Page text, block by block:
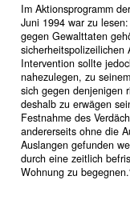
Im Aktionsprogramm
Juni 1994 war zu
gegen Gewalttaten
sicherheitspolizeilichen
Intervention sollte
nahezulegen, zu
sich gegen denjenigen
deshalb zu erwägen
Festnahme des
andererseits ohne die
Auslangen gefunden
durch eine zeitlich
Wohnung zu